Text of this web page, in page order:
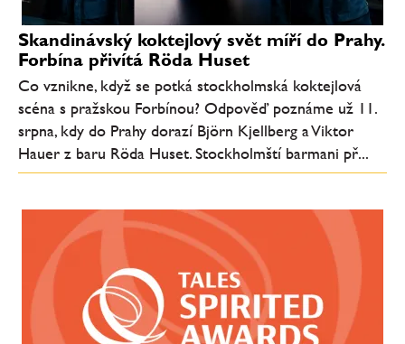
Skandinávský koktejlový svět míří do Prahy.
Forbína přivítá Röda Huset
Co vznikne, když se potká stockholmská koktejlová
scéna s pražskou Forbínou? Odpověď poznáme už 11.
srpna, kdy do Prahy dorazí Björn Kjellberg a Viktor
Hauer z baru Röda Huset. Stockholmští barmani př...